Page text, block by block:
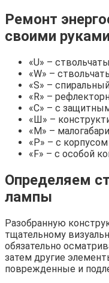
Ремонт
своими руками
«U» –
«W» –
«S» –
«R» –
«C» – с
«Ш» –
«M» –
«P» – с
«F» – с особой
Определяем
лампы
Разобранную
тщательному
обязательно
затем другие
поврежденные и